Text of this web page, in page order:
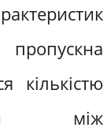
кількістю
між